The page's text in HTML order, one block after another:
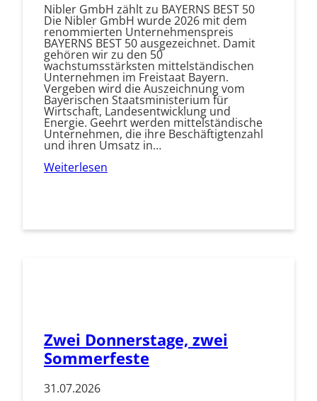
Nibler GmbH zählt zu BAYERNS BEST 50
Die Nibler GmbH wurde 2026 mit dem
renommierten Unternehmenspreis
BAYERNS BEST 50 ausgezeichnet. Damit
gehören wir zu den 50
wachstumsstärksten mittelständischen
Unternehmen im Freistaat Bayern.
Vergeben wird die Auszeichnung vom
Bayerischen Staatsministerium für
Wirtschaft, Landesentwicklung und
Energie. Geehrt werden mittelständische
Unternehmen, die ihre Beschäftigtenzahl
und ihren Umsatz in…
Weiterlesen
Zwei Donnerstage, zwei
Sommerfeste
31.07.2026